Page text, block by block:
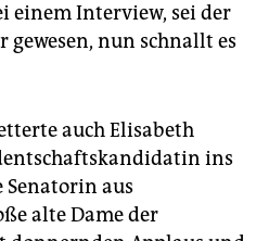
einem Interview, sei der
gewesen, nun schnallt es
auch Elisabeth
ins
Senatorin aus
alte Dame der